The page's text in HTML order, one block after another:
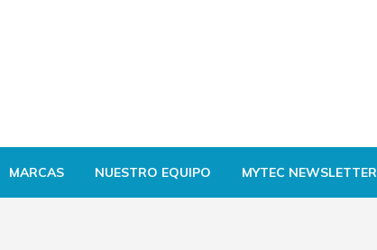
MARCAS NUESTRO EQUIPO MYTEC NEWSLETTER